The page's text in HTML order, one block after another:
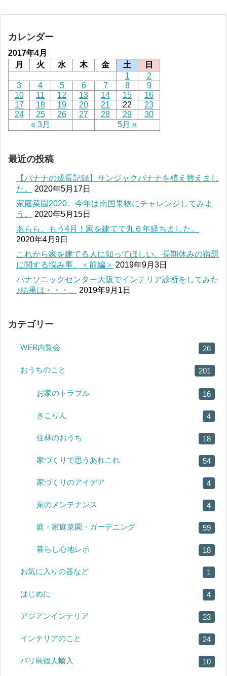
カレンダー
2017年4月
月
火 水 木 金 土 日
« 3月 5月 »
1
2
3
4 5 6 7 8
9
10
11 12 13 14 15
16
17
18 19 20 21 22
23
24
25 26 27 28 29 30
最近の投稿
【バナナの成長記録】サンジャクバナナを植え替えまし
た。
2020年5月17日
家庭菜園2020。今年は南国果物にチャレンジしてみよ
う。
2020年5月15日
あらら、もう4月！家を建てて丸６年経ちました。
2020年4月9日
これから家を建てる人に知ってほしい、長期休みの宿題
に関する悩み事。＜前編＞ 2019年9月3日
パナソニックセンター大阪でインテリア診断をしてみた
♪結果は・・・。
2019年9月1日
カテゴリー
WEB内覧会 26
おうちのこと 201
お家のトラブル 16
きこりん 4
住林のおうち 18
家づくりで思うあれこれ 54
家づくりのアイデア 4
家のメンテナンス 4
庭・家庭菜園・ガーデニング 59
暮らし心地レポ 18
お気に入りの器など 1
はじめに 4
アジアンインテリア 23
インテリアのこと 24
バリ島個人輸入 10